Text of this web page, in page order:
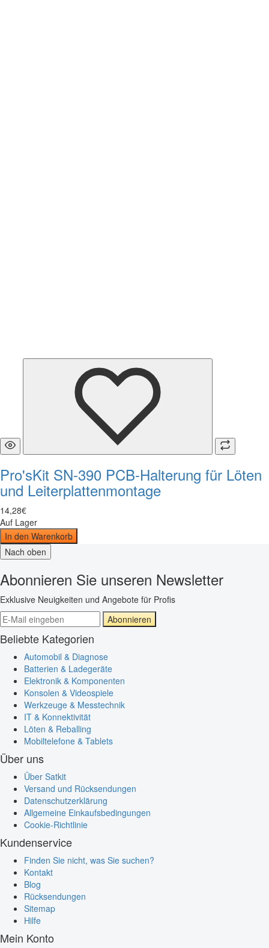
Pro'sKit SN-390 PCB-Halterung für Löten
und Leiterplattenmontage
14,28€
Auf Lager
In den Warenkorb
Nach oben
Abonnieren Sie unseren Newsletter
Exklusive Neuigkeiten und Angebote für Profis
Abonnieren
Beliebte Kategorien
Automobil & Diagnose
Batterien & Ladegeräte
Elektronik & Komponenten
Konsolen & Videospiele
Werkzeuge & Messtechnik
IT & Konnektivität
Löten & Reballing
Mobiltelefone & Tablets
Über uns
Über Satkit
Versand und Rücksendungen
Datenschutzerklärung
Allgemeine Einkaufsbedingungen
Cookie-Richtlinie
Kundenservice
Finden Sie nicht, was Sie suchen?
Kontakt
Blog
Rücksendungen
Sitemap
Hilfe
Mein Konto